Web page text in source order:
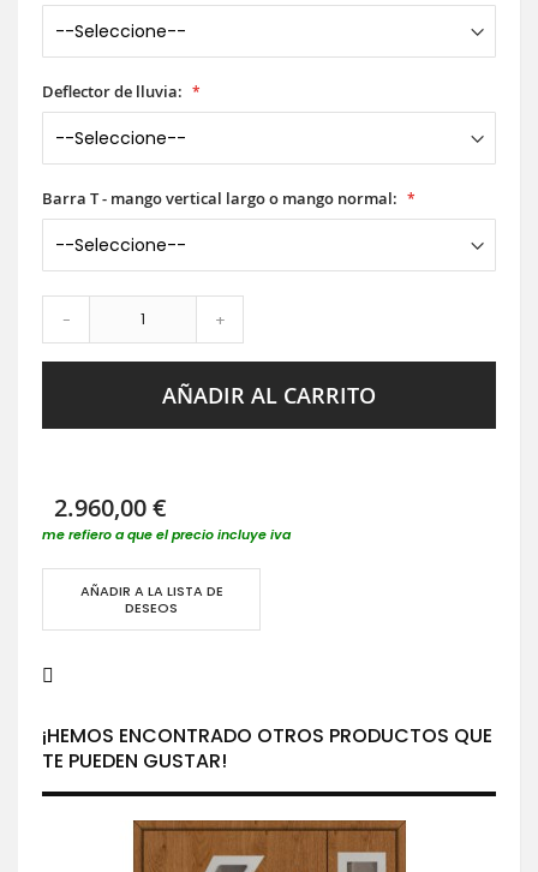
Deflector de lluvia:
Barra T - mango vertical largo o mango normal:
- +
AÑADIR AL CARRITO
2.960,00 €
me refiero a que el precio incluye iva
AÑADIR A LA LISTA DE
DESEOS
¡HEMOS ENCONTRADO OTROS PRODUCTOS QUE
TE PUEDEN GUSTAR!